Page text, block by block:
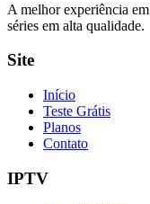
A melhor experiência
séries em alta qualidade.
Site
Início
Teste Grátis
Planos
Contato
IPTV